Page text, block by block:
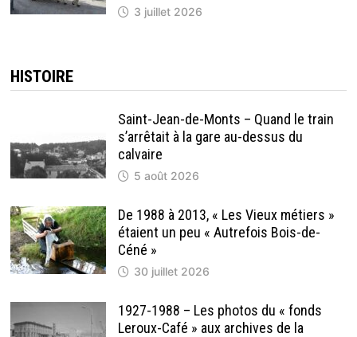
3 juillet 2026
HISTOIRE
Saint-Jean-de-Monts – Quand le train
s’arrêtait à la gare au-dessus du
calvaire
5 août 2026
De 1988 à 2013, « Les Vieux métiers »
étaient un peu « Autrefois Bois-de-
Céné »
30 juillet 2026
1927-1988 – Les photos du « fonds
Leroux-Café » aux archives de la